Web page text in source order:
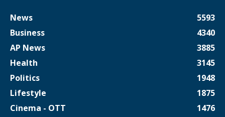
News
5593
Business
4340
AP News
3885
Health
3145
Politics
1948
Lifestyle
1875
Cinema - OTT
1476